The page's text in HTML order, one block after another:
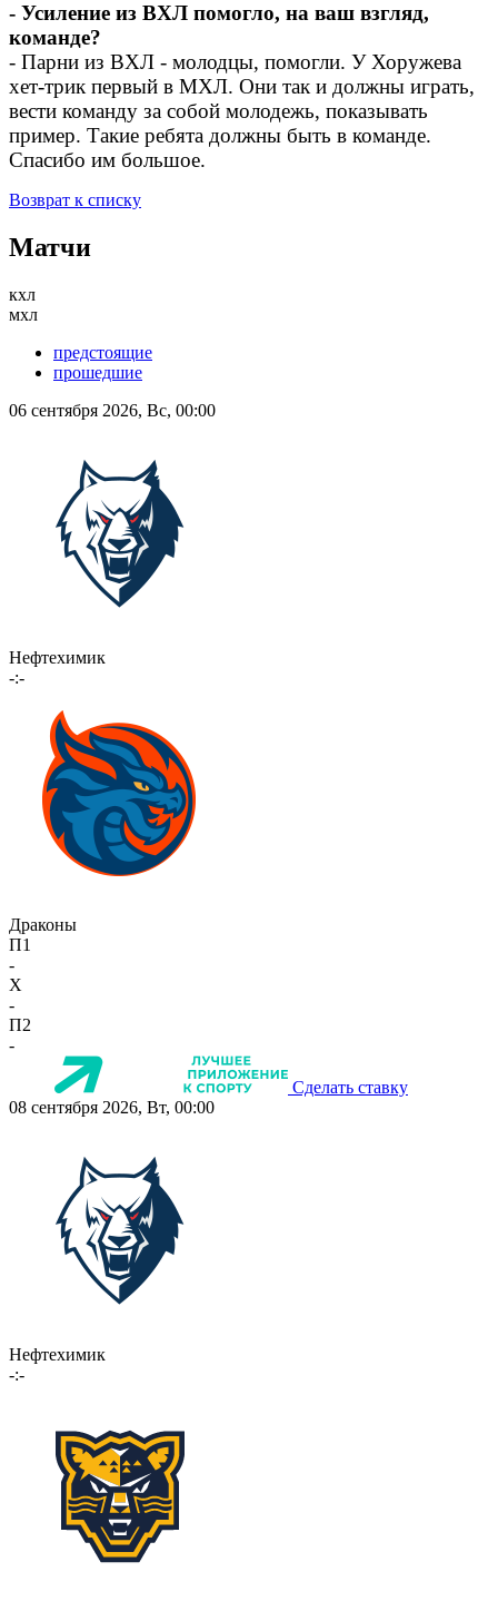
- Усиление из ВХЛ помогло, на ваш взгляд,
команде?
- Парни из ВХЛ - молодцы, помогли. У Хоружева
хет-трик первый в МХЛ. Они так и должны играть,
вести команду за собой молодежь, показывать
пример. Такие ребята должны быть в команде.
Спасибо им большое.
Возврат к списку
Матчи
кхл
мхл
предстоящие
прошедшие
06 сентября 2026, Вс, 00:00
Нефтехимик
-:-
Драконы
П1
-
X
-
П2
-
Сделать ставку
08 сентября 2026, Вт, 00:00
Нефтехимик
-:-